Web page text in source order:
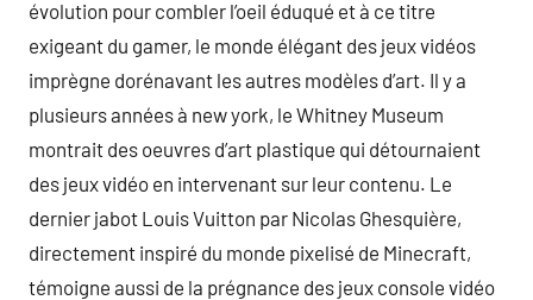
évolution pour combler l’oeil éduqué et à ce titre
exigeant du gamer, le monde élégant des jeux vidéos
imprègne dorénavant les autres modèles d’art. Il y a
plusieurs années à new york, le Whitney Museum
montrait des oeuvres d’art plastique qui détournaient
des jeux vidéo en intervenant sur leur contenu. Le
dernier jabot Louis Vuitton par Nicolas Ghesquière,
directement inspiré du monde pixelisé de Minecraft,
témoigne aussi de la prégnance des jeux console vidéo